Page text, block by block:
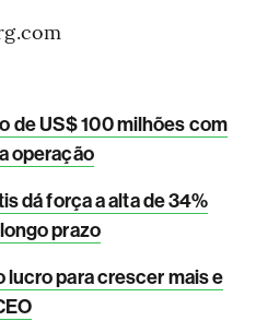
de US$ 100 milhões com
operação
dá força a alta de 34%
prazo
lucro para crescer mais e